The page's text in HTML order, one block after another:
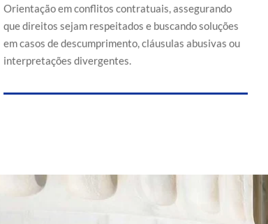
Orientação em conflitos contratuais, assegurando
que direitos sejam respeitados e buscando soluções
em casos de descumprimento, cláusulas abusivas ou
interpretações divergentes.
buscando soluções em casos de
descumprimento, cláusulas abusivas ou
interpretações divergentes.